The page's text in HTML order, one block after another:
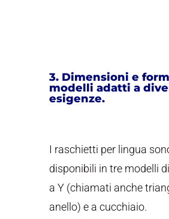
3. Dimensioni e
modelli adatti a
esigenze.
I raschietti per lingua
disponibili in tre modelli
a Y (chiamati anche
anello) e a cucchiaio.